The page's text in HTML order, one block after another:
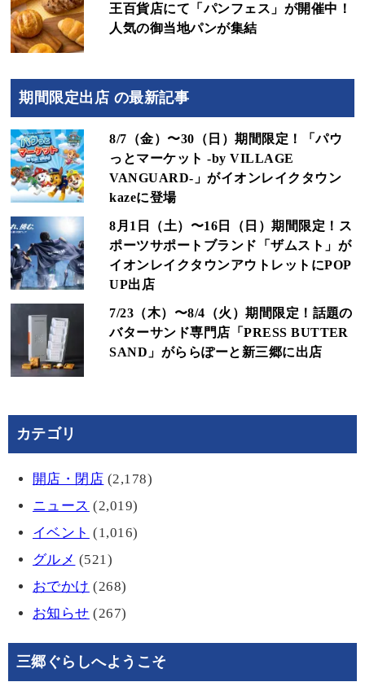
王百貨店にて「パンフェス」が開催中！
人気の御当地パンが集結
期間限定出店 の最新記事
8/7（金）〜30（日）期間限定！「パウ
っとマーケット -by VILLAGE
VANGUARD-」がイオンレイクタウン
kazeに登場
8月1日（土）〜16日（日）期間限定！ス
ポーツサポートブランド「ザムスト」が
イオンレイクタウンアウトレットにPOP
UP出店
7/23（木）〜8/4（火）期間限定！話題の
バターサンド専門店「PRESS BUTTER
SAND」がららぽーと新三郷に出店
カテゴリ
開店・閉店 (2,178)
ニュース (2,019)
イベント (1,016)
グルメ (521)
おでかけ (268)
お知らせ (267)
三郷ぐらしへようこそ